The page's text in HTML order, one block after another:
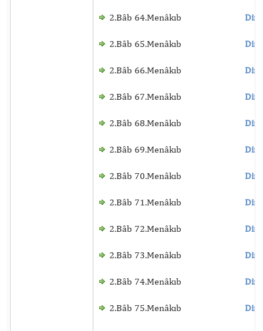
2.Bâb 64.Menâkıb
2.Bâb 65.Menâkıb
2.Bâb 66.Menâkıb
2.Bâb 67.Menâkıb
2.Bâb 68.Menâkıb
2.Bâb 69.Menâkıb
2.Bâb 70.Menâkıb
2.Bâb 71.Menâkıb
2.Bâb 72.Menâkıb
2.Bâb 73.Menâkıb
2.Bâb 74.Menâkıb
2.Bâb 75.Menâkıb